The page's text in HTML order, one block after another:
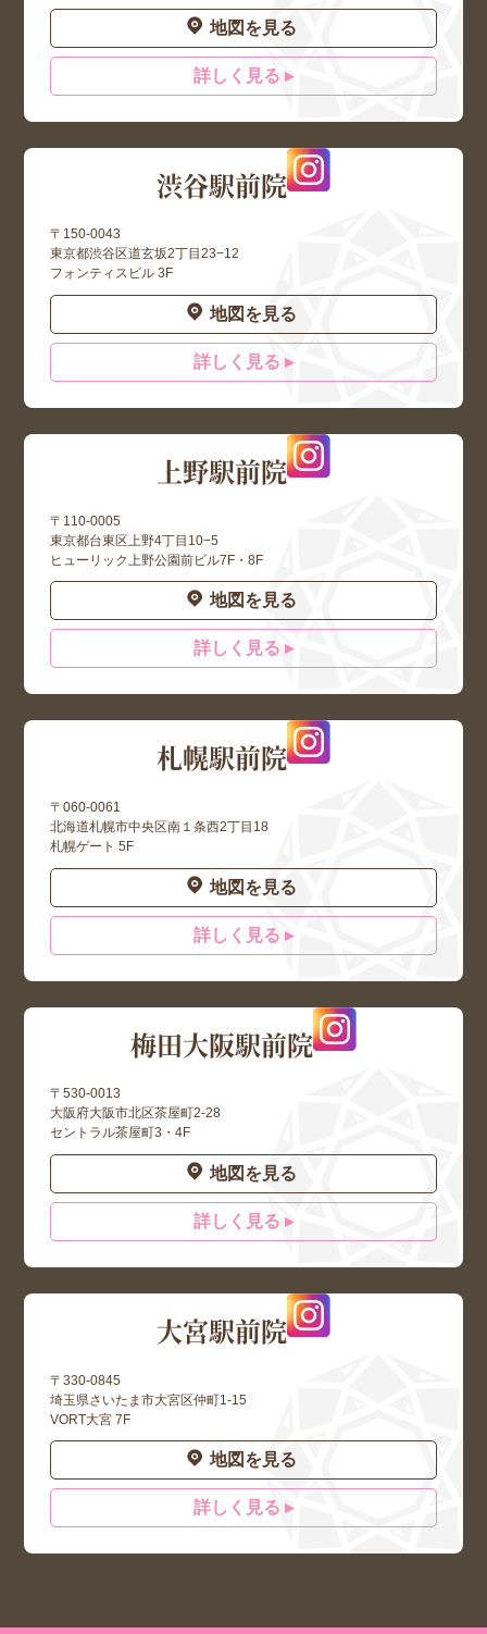
地図を見る
詳しく見る ▸
渋谷駅前院
〒150-0043
東京都渋谷区道玄坂2丁目23−12
フォンティスビル 3F
地図を見る
詳しく見る ▸
上野駅前院
〒110-0005
東京都台東区上野4丁目10−5
ヒューリック上野公園前ビル7F・8F
地図を見る
詳しく見る ▸
札幌駅前院
〒060-0061
北海道札幌市中央区南１条西2丁目18
札幌ゲート 5F
地図を見る
詳しく見る ▸
梅田大阪駅前院
〒530-0013
大阪府大阪市北区茶屋町2-28
セントラル茶屋町3・4F
地図を見る
詳しく見る ▸
大宮駅前院
〒330-0845
埼玉県さいたま市大宮区仲町1-15
VORT大宮 7F
地図を見る
詳しく見る ▸